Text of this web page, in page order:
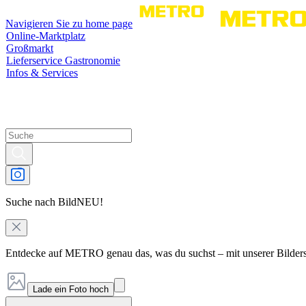
Navigieren Sie zu home page
Online-Marktplatz
Großmarkt
Lieferservice Gastronomie
Infos & Services
Suche nach BildNEU!
Entdecke auf METRO genau das, was du suchst – mit unserer
Lade ein Foto hoch